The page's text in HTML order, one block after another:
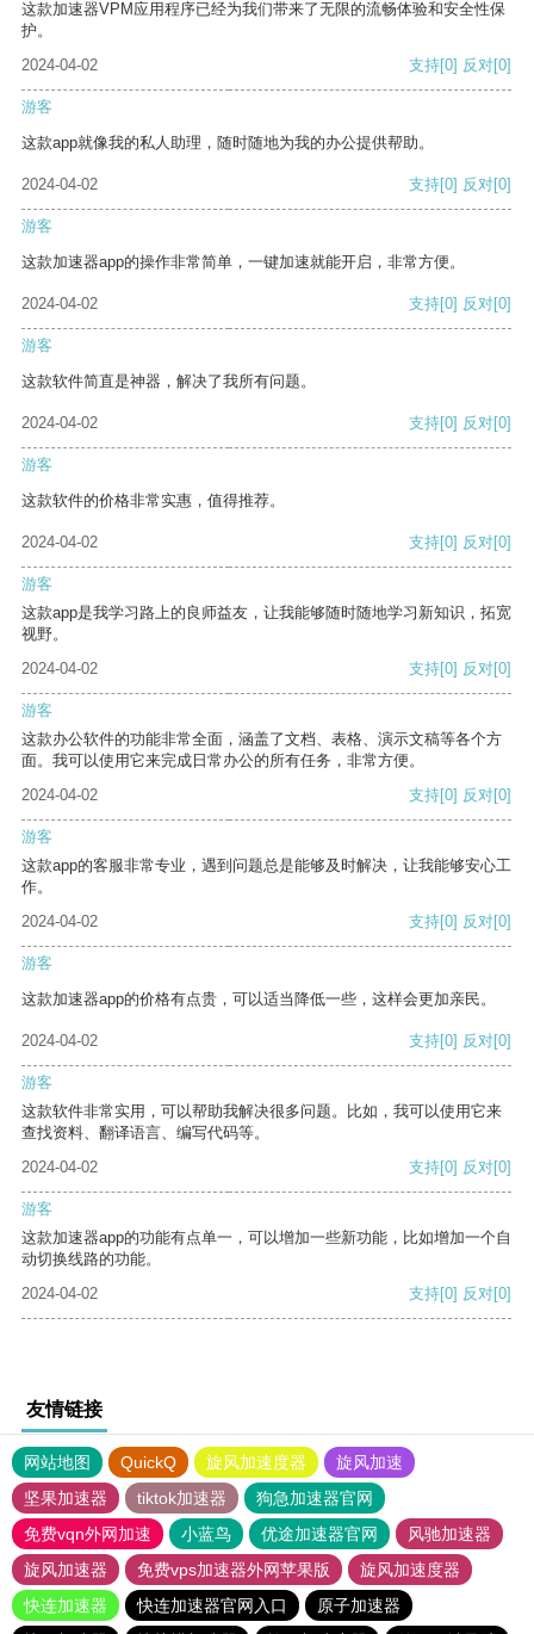
这款加速器VPM应用程序已经为我们带来了无限的流畅体验和安全性保
护。
2024-04-02
支持[0] 反对[0]
游客
这款app就像我的私人助理，随时随地为我的办公提供帮助。
2024-04-02 支持[0] 反对[0]
游客
这款加速器app的操作非常简单，一键加速就能开启，非常方便。
2024-04-02 支持[0] 反对[0]
游客
这款软件简直是神器，解决了我所有问题。
2024-04-02 支持[0] 反对[0]
游客
这款软件的价格非常实惠，值得推荐。
2024-04-02 支持[0] 反对[0]
游客
这款app是我学习路上的良师益友，让我能够随时随地学习新知识，拓宽
视野。
2024-04-02
支持[0] 反对[0]
游客
这款办公软件的功能非常全面，涵盖了文档、表格、演示文稿等各个方
面。我可以使用它来完成日常办公的所有任务，非常方便。
2024-04-02
支持[0] 反对[0]
游客
这款app的客服非常专业，遇到问题总是能够及时解决，让我能够安心工
作。
2024-04-02
支持[0] 反对[0]
游客
这款加速器app的价格有点贵，可以适当降低一些，这样会更加亲民。
2024-04-02 支持[0] 反对[0]
游客
这款软件非常实用，可以帮助我解决很多问题。比如，我可以使用它来
查找资料、翻译语言、编写代码等。
2024-04-02
支持[0] 反对[0]
游客
这款加速器app的功能有点单一，可以增加一些新功能，比如增加一个自
动切换线路的功能。
2024-04-02
支持[0] 反对[0]
友情链接
网站地图 QuickQ 旋风加速度器
旋风加速
坚果加速器
tiktok加速器
狗急加速器官网
免费vqn外网加速
小蓝鸟 优途加速器官网
风驰加速器
旋风加速器
免费vps加速器外网苹果版
旋风加速度器
快连加速器
快连加速器官网入口
原子加速器